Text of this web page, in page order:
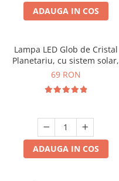
ADAUGA IN COS
Lampa LED Glob de Cristal
Planetariu, cu sistem solar,
cadou captivant
69 RON
ADAUGA IN COS